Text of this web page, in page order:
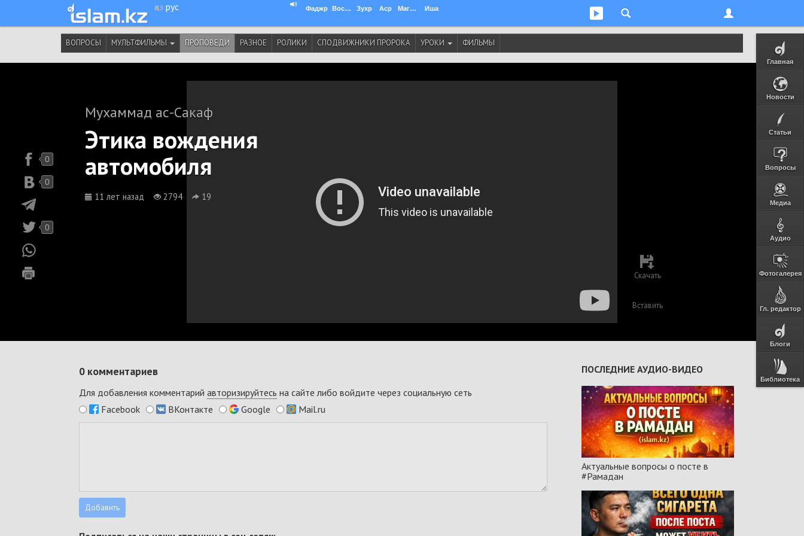
қаз рус Фаджр Восход Зухр Аср Магриб Иша
Главная
Новости
Статьи
Вопросы
Медиа
Аудио
Фотогалерея
Гл. редактор
Блоги
Библиотека
ВОПРОСЫ МУЛЬТФИЛЬМЫ ПРОПОВЕДИ РАЗНОЕ РОЛИКИ СПОДВИЖНИКИ ПРОРОКА УРОКИ ФИЛЬМЫ
Мухаммад ас-Сакаф
Этика вождения
автомобиля
11 лет назад 2794 19
Скачать
Вставить
0
0
0
0 комментариев
Для добавления комментарий авторизируйтесь на сайте либо войдите через социальную сеть
Facebook
ВКонтакте Google Mail.ru
ПОСЛЕДНИЕ АУДИО-ВИДЕО
Актуальные вопросы о посте в
#Рамадан